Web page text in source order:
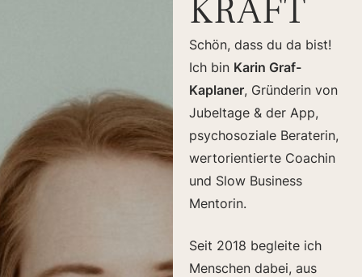
KRAFT
Schön, dass du da bist!
Ich bin Karin Graf-
Kaplaner, Gründerin von
Jubeltage & der App,
psychosoziale Beraterin,
wertorientierte Coachin
und Slow Business
Mentorin.
Seit 2018 begleite ich
Menschen dabei, aus